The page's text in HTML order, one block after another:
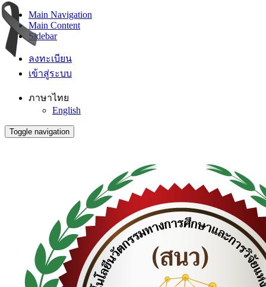
Main Navigation
Main Content
Sidebar
ลงทะเบียน
เข้าสู่ระบบ
ภาษาไทย
English
Toggle navigation